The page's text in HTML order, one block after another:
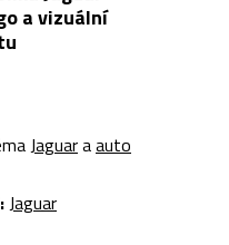
a vizuální
Jaguaraauto
Jaguar